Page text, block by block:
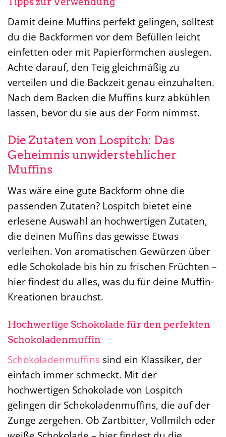
Damit deine Muffins perfekt gelingen, solltest
du die Backformen vor dem Befüllen leicht
einfetten oder mit Papierförmchen auslegen.
Achte darauf, den Teig gleichmäßig zu
verteilen und die Backzeit genau einzuhalten.
Nach dem Backen die Muffins kurz abkühlen
lassen, bevor du sie aus der Form nimmst.
Die Zutaten von Lospitch: Das
Geheimnis unwiderstehlicher
Muffins
Was wäre eine gute Backform ohne die
passenden Zutaten? Lospitch bietet eine
erlesene Auswahl an hochwertigen Zutaten,
die deinen Muffins das gewisse Etwas
verleihen. Von aromatischen Gewürzen über
edle Schokolade bis hin zu frischen Früchten –
hier findest du alles, was du für deine Muffin-
Kreationen brauchst.
Hochwertige Schokolade für den perfekten
Schokoladenmuffin
Schokoladenmuffins sind ein Klassiker, der
einfach immer schmeckt. Mit der
hochwertigen Schokolade von Lospitch
gelingen dir Schokoladenmuffins, die auf der
Zunge zergehen. Ob Zartbitter, Vollmilch oder